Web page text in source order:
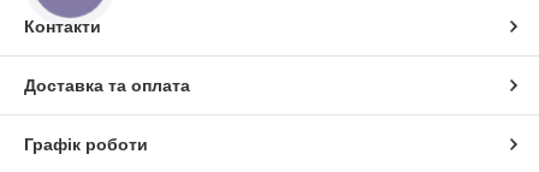
Контакти
Доставка та оплата
Графік роботи